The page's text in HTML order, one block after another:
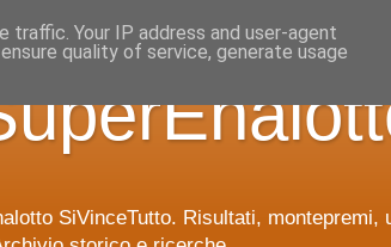
SiVinceTutto. Risultati, montepremi,
Your IP address and user-agent
quality of service, generate usage